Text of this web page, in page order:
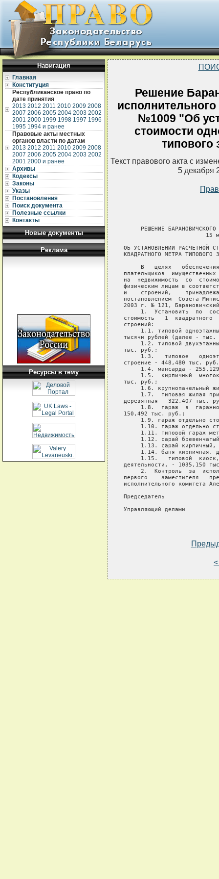
Навигация
Главная
Конституция
Республиканское право по
дате принятия
2013 2012 2011 2010 2009 2008
2007 2006 2005 2004 2003 2002
2001 2000 1999 1998 1997 1996
1995 1994 и ранее
Правовые акты местных
органов власти по датам
2013 2012 2011 2010 2009 2008
2007 2006 2005 2004 2003 2002
2001 2000 и ранее
Архивы
Кодексы
Законы
Указы
Постановления
Поиск документа
Полезные ссылки
Контакты
Новые документы
Реклама
Ресурсы в тему
Решение
исполнительного
№1009 "Об
стоимости
типового
Текст правового акта с
5 декабря
РЕШЕНИЕ
15
ОБ УСТАНОВЛЕНИИ РАСЧЕТНОЙ
КВАДРАТНОГО МЕТРА ТИПОВОГО
В   целях
плательщиков
на  недвижимость  со
физическим лицам в
и    строений,
постановлением  Совета
2003 г. № 121,
1.  Установить  по
стоимость   1  квадратного
строений:
1.1. типовой
тысячи рублей (далее -
1.2. типовой
тыс. руб.;
1.3.   типовое
строение - 448,480 тыс.
1.4. мансарда -
1.5.  кирпичный
тыс. руб.;
1.6. крупнопанельный
1.7.  типовая жилая
деревянная - 322,407 тыс.
1.8.  гараж  в
150,492 тыс. руб.;
1.9. гараж отдельно
1.10. гараж отдельно
1.11. типовой гараж
1.12. сарай
1.13. сарай
1.14. баня кирпичная,
1.15.   типовой
деятельности, - 1035,150
2.  Контроль  за
первого    заместителя
исполнительного комитета
Председатель
Управляющий делами